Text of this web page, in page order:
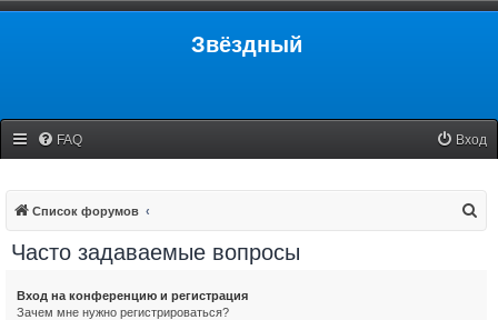
Звёздный
FAQ Вход
Список форумов
Часто задаваемые вопросы
Вход на конференцию и регистрация
Зачем мне нужно регистрироваться?